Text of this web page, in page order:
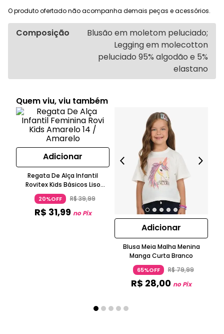
O produto ofertado não acompanha demais peças e acessórios.
Composição
Blusão em moletom peluciado;
Legging em molecotton
peluciado 95% algodão e 5%
elastano
Quem viu, viu também
Adicionar
Regata De Alça Infantil
Rovitex Kids Básicos Liso
Amarelo
20%OFF R$39,99
R$ 31,99 no Pix
Adicionar
Blusa Meia Malha Menina
Manga Curta Branco
65%OFF R$79,99
R$ 28,00 no Pix